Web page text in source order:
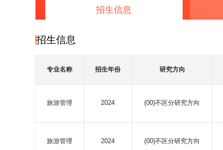
招生信息
招生信息
专业名称 招生年份 研究方向
旅游管理 2024 (00)不区分研究方向
旅游管理 2024 (00)不区分研究方向